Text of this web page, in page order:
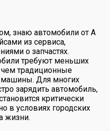
знаю автомобили от А
из сервиса,
о запчастях.
требуют меньших
чем традиционные
Для многих
зарядить автомобиль,
критически
в условиях городских
жизни.